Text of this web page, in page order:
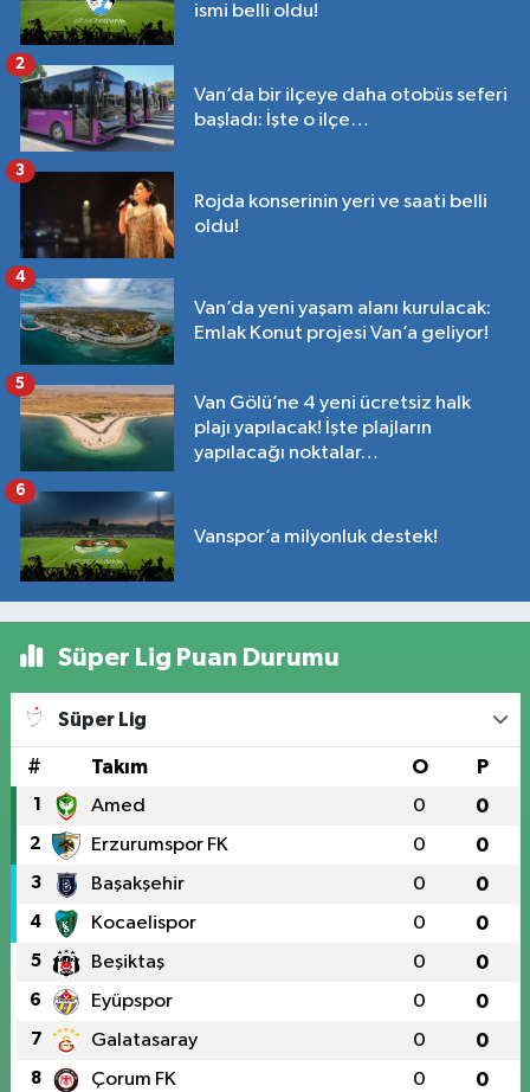
ismi belli oldu!
Van’da bir ilçeye daha otobüs seferi
başladı: İşte o ilçe…
2
Rojda konserinin yeri ve saati belli
oldu!
3
Van’da yeni yaşam alanı kurulacak:
Emlak Konut projesi Van’a geliyor!
4
Van Gölü’ne 4 yeni ücretsiz halk
plajı yapılacak! İşte plajların
yapılacağı noktalar…
5
Vanspor’a milyonluk destek!
6
Süper Lig Puan Durumu
Süper Lig
# Takım O P
1 Amed 0 0
2 Erzurumspor FK 0 0
3 Başakşehir 0 0
4 Kocaelispor 0 0
5 Beşiktaş 0 0
6 Eyüpspor 0 0
7 Galatasaray 0 0
8 Çorum FK 0 0